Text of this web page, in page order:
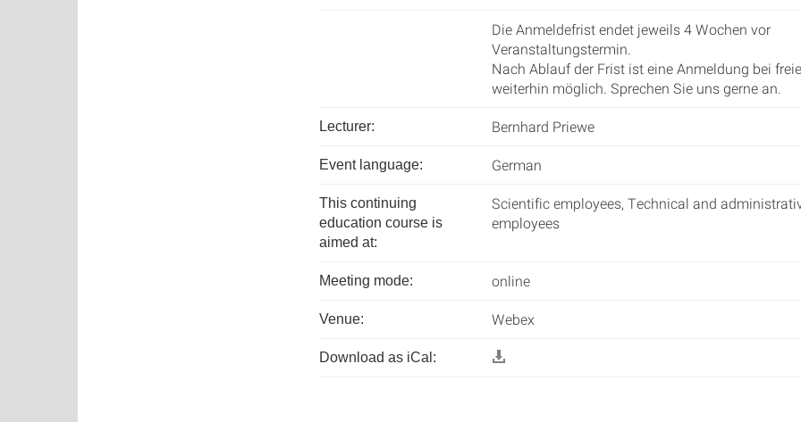
Die Anmeldefrist endet jeweils 4 Wochen vor
Veranstaltungstermin.
Nach Ablauf der Frist ist eine Anmeldung bei
weiterhin möglich. Sprechen Sie uns gerne an.
Lecturer: Bernhard Priewe
Event language: German
This continuing
education course is
aimed at:
Scientific employees, Technical and
employees
Meeting mode: online
Venue: Webex
Download as iCal: